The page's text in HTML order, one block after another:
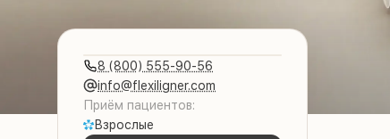
8 (800) 555-90-56
info@flexiligner.com
Приём пациентов:
Взрослые